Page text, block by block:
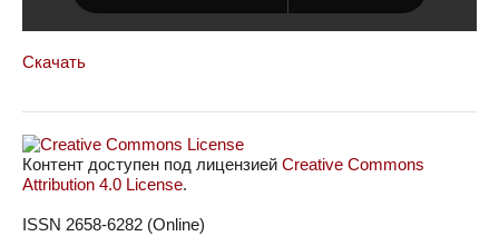
Скачать
Контент доступен под лицензией Creative Commons
Attribution 4.0 License.
ISSN 2658-6282 (Online)